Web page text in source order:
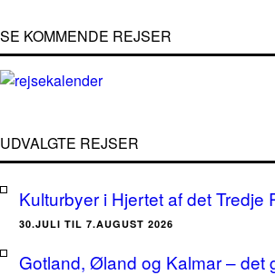
SE KOMMENDE REJSER
UDVALGTE REJSER
Kulturbyer i Hjertet af det
30.JULI TIL 7.AUGUST 2026
Gotland, Øland og Kalmar – det